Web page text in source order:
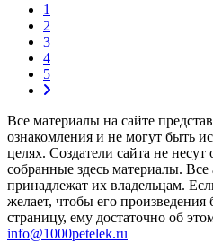
1
2
3
4
5
Все материалы на сайте
ознакомления и не могут быть
целях. Создатели сайта не несут
собранные здесь материалы. Все
принадлежат их владельцам.
желает, чтобы его
страницу, ему достаточно об
info@1000petelek.ru